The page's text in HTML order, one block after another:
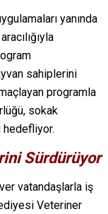
yanında
sahiplerini
programla
sokak
hedefliyor.
Sürdürüyor
vatandaşlarla iş
Veteriner